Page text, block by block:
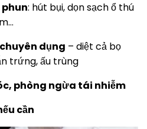
phun: hút bụi, dọn sạch ổ thú
dụng – diệt cả bọ
trứng, ấu trùng
phòng ngừa tái nhiễm
cần